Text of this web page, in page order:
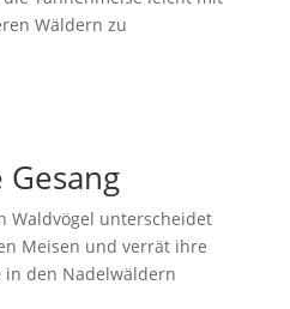
Wäldern zu
Waldvögel unterscheidet
Meisen und verrät ihre
in den Nadelwäldern